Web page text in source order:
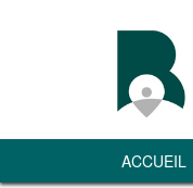
ACCUEIL